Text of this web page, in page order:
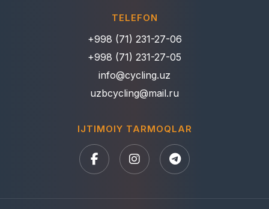
TELEFON
+998 (71) 231-27-06
+998 (71) 231-27-05
info@cycling.uz
uzbcycling@mail.ru
IJTIMOIY TARMOQLAR